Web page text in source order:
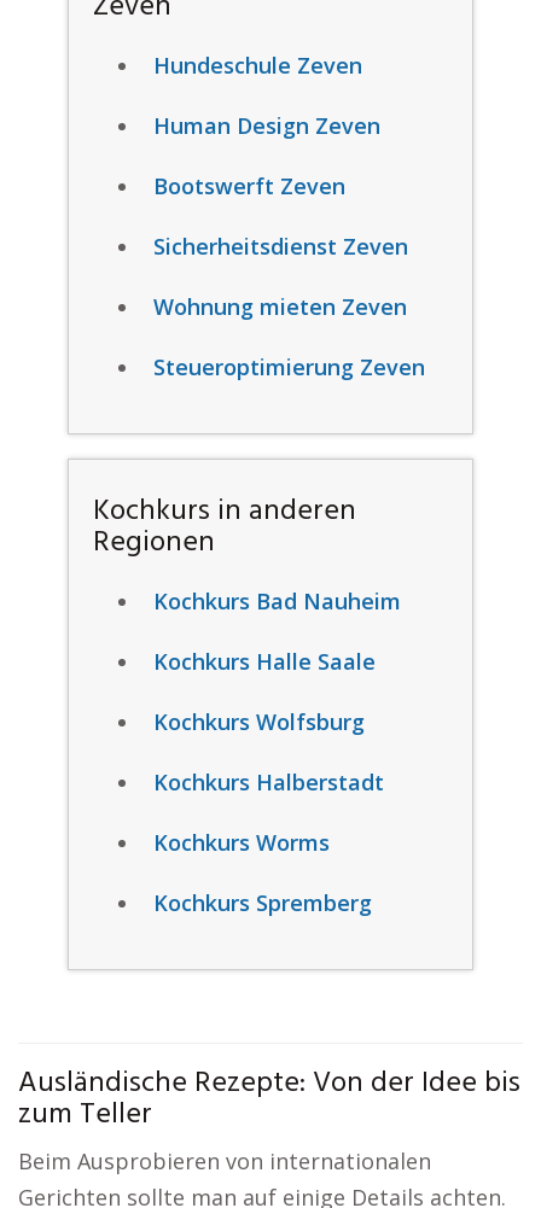
Hundeschule Zeven
Human Design Zeven
Bootswerft Zeven
Sicherheitsdienst Zeven
Wohnung mieten Zeven
Steueroptimierung Zeven
Kochkurs in anderen
Regionen
Kochkurs Bad Nauheim
Kochkurs Halle Saale
Kochkurs Wolfsburg
Kochkurs Halberstadt
Kochkurs Worms
Kochkurs Spremberg
Ausländische Rezepte: Von der Idee bis
zum Teller
Beim Ausprobieren von internationalen
Gerichten sollte man auf einige Details achten.